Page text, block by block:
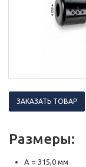
ЗАКАЗАТЬ ТОВАР
Размеры:
A = 315,0 мм